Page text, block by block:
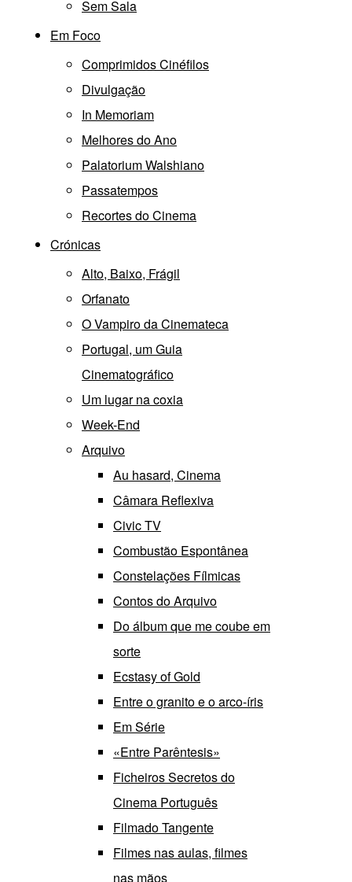
Sem Sala
Em Foco
Comprimidos Cinéfilos
Divulgação
In Memoriam
Melhores do Ano
Palatorium Walshiano
Passatempos
Recortes do Cinema
Crónicas
Alto, Baixo, Frágil
Orfanato
O Vampiro da Cinemateca
Portugal, um Guia
Cinematográfico
Um lugar na coxia
Week-End
Arquivo
Au hasard, Cinema
Câmara Reflexiva
Civic TV
Combustão Espontânea
Constelações Fílmicas
Contos do Arquivo
Do álbum que me coube em
sorte
Ecstasy of Gold
Entre o granito e o arco-íris
Em Série
«Entre Parêntesis»
Ficheiros Secretos do
Cinema Português
Filmado Tangente
Filmes nas aulas, filmes
nas mãos